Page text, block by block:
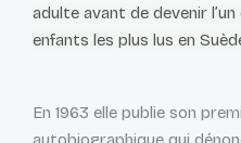
adulte avant de devenir
enfants les plus lus en
En 1963 elle publie son